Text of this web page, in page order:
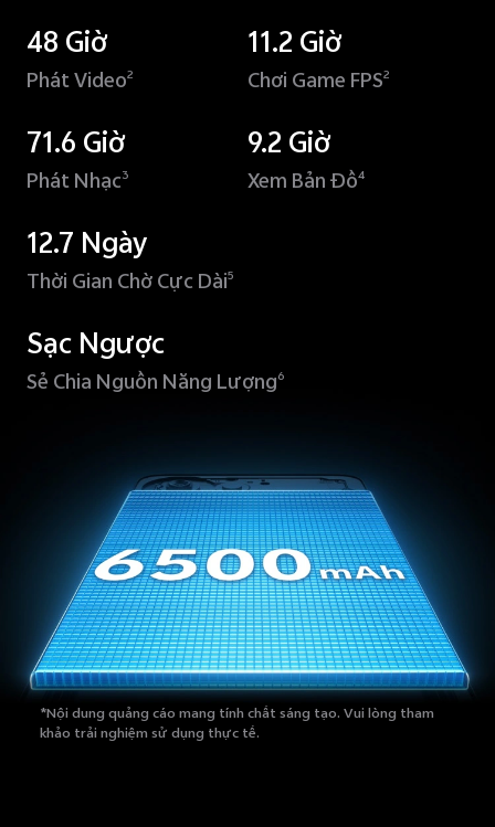
48 Giờ
Phát Video2
11.2 Giờ
Chơi Game FPS2
71.6 Giờ
Phát Nhạc3
9.2 Giờ
Xem Bản Đồ4
12.7 Ngày
Thời Gian Chờ Cực Dài5
Sạc Ngược
Sẻ Chia Nguồn Năng Lượng6
*Nội dung quảng cáo mang tính chất sáng tạo. Vui lòng tham
khảo trải nghiệm sử dụng thực tế.